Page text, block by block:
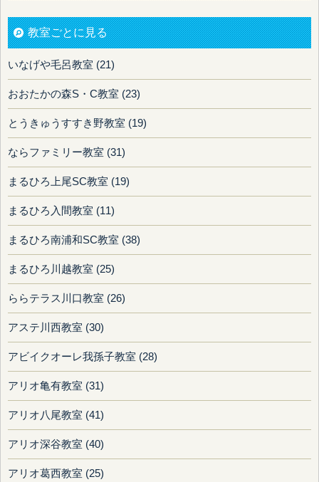
教室ごとに見る
いなげや毛呂教室 (21)
おおたかの森S・C教室 (23)
とうきゅうすすき野教室 (19)
ならファミリー教室 (31)
まるひろ上尾SC教室 (19)
まるひろ入間教室 (11)
まるひろ南浦和SC教室 (38)
まるひろ川越教室 (25)
ららテラス川口教室 (26)
アステ川西教室 (30)
アビイクオーレ我孫子教室 (28)
アリオ亀有教室 (31)
アリオ八尾教室 (41)
アリオ深谷教室 (40)
アリオ葛西教室 (25)